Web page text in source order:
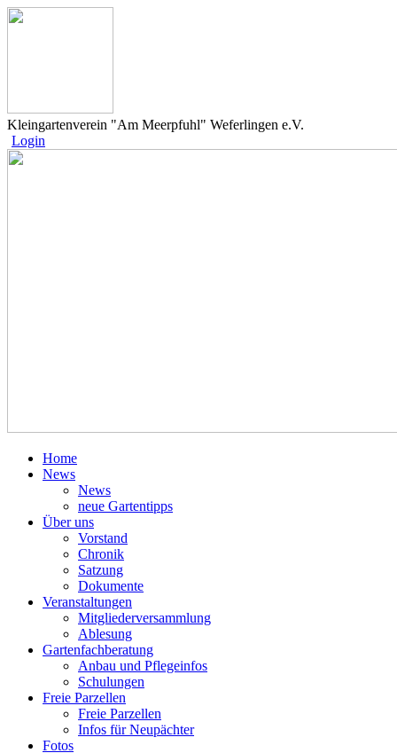
Kleingartenverein "Am Meerpfuhl" Weferlingen e.V.
Login
Home
News
News
neue Gartentipps
Über uns
Vorstand
Chronik
Satzung
Dokumente
Veranstaltungen
Mitgliederversammlung
Ablesung
Gartenfachberatung
Anbau und Pflegeinfos
Schulungen
Freie Parzellen
Freie Parzellen
Infos für Neupächter
Fotos